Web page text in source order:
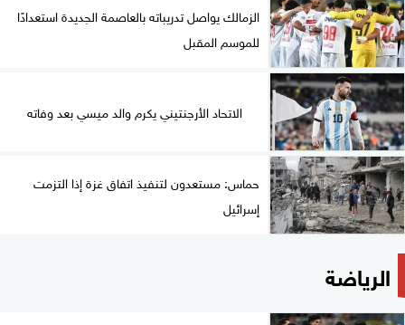
الزمالك يواصل تدريباته بالعاصمة الجديدة استعدادًا
للموسم المقبل
الاتحاد الأرجنتيني يكرم والد ميسي بعد وفاته
حماس: مستعدون لتنفيذ اتفاق غزة إذا التزمت
إسرائيل
الرياضة